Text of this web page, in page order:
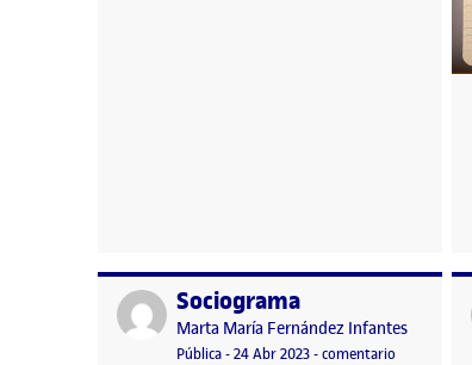
Publicado porSociograma
Publicado por
Marta María Fernández Infantes
Visibilidad:
Pública-Fecha de publicación
24 Abr 2023-comentario